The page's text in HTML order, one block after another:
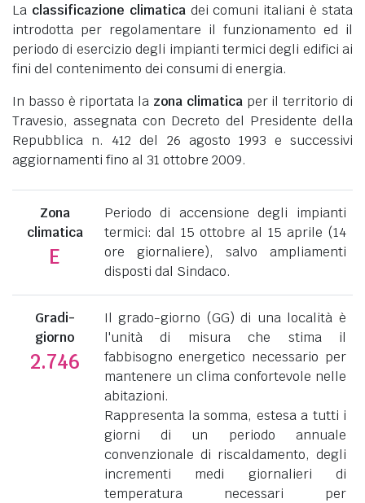
La classificazione climaticadei comuni italiani è stata
introdotta per regolamentare il funzionamento ed il
periodo di esercizio degli impianti termici degli edifici ai
fini del contenimento dei consumi di energia.
In basso è riportata la zona climaticaper il territorio di
Travesio, assegnata con Decreto del Presidente della
Repubblica n. 412 del 26 agosto 1993 e successivi
aggiornamenti fino al 31 ottobre 2009.
Zona
climatica
E
Periodo di accensione degli impianti
termici: dal 15 ottobre al 15 aprile (14
ore giornaliere), salvo ampliamenti
disposti dal Sindaco.
Gradi-
giorno
2.746
Il grado-giorno (GG) di una località è
l'unità di misura che stima il
fabbisogno energetico necessario per
mantenere un clima confortevole nelle
abitazioni.
Rappresenta la somma, estesa a tutti i
giorni di un periodo annuale
convenzionale di riscaldamento, degli
incrementi medi giornalieri di
temperatura necessari per